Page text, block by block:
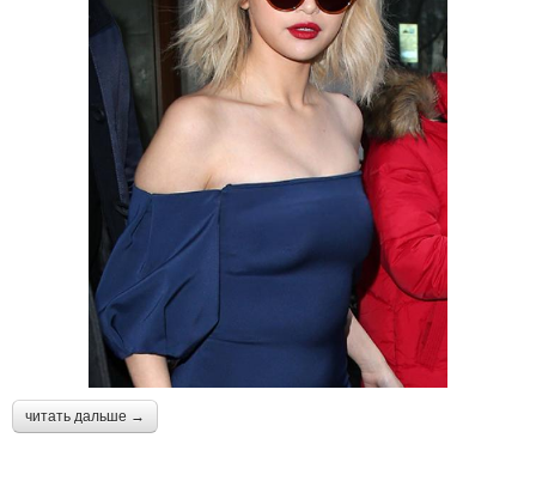
читать дальше →